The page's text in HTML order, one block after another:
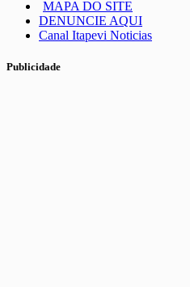
MAPA DO SITE
DENUNCIE AQUI
Canal Itapevi Noticias
Publicidade